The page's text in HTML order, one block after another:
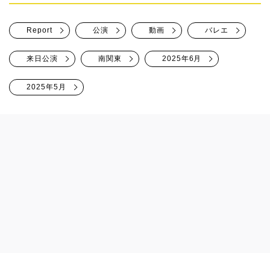
Report 公演 動画 バレエ
来日公演 南関東 2025年6月
2025年5月